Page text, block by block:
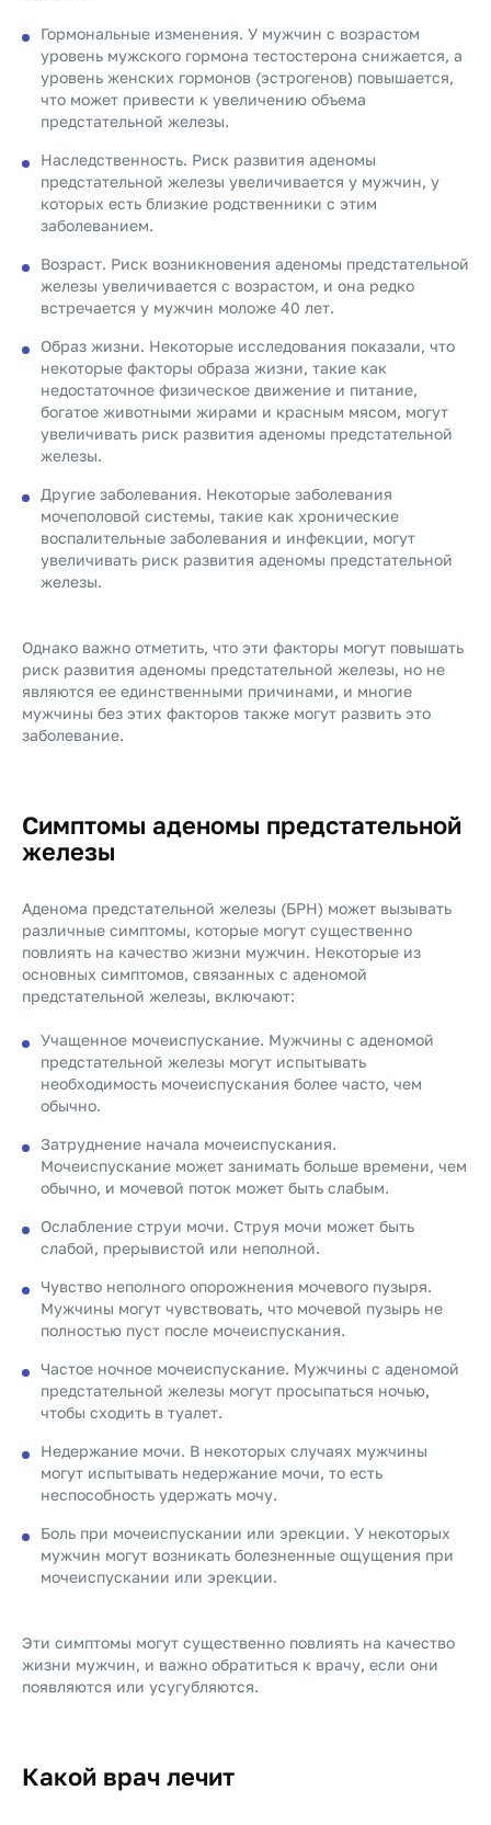
Гормональные изменения. У мужчин с возрастом
уровень мужского гормона тестостерона снижается, а
уровень женских гормонов (эстрогенов) повышается,
что может привести к увеличению объема
предстательной железы.
Наследственность. Риск развития аденомы
предстательной железы увеличивается у мужчин, у
которых есть близкие родственники с этим
заболеванием.
Возраст. Риск возникновения аденомы предстательной
железы увеличивается с возрастом, и она редко
встречается у мужчин моложе 40 лет.
Образ жизни. Некоторые исследования показали, что
некоторые факторы образа жизни, такие как
недостаточное физическое движение и питание,
богатое животными жирами и красным мясом, могут
увеличивать риск развития аденомы предстательной
железы.
Другие заболевания. Некоторые заболевания
мочеполовой системы, такие как хронические
воспалительные заболевания и инфекции, могут
увеличивать риск развития аденомы предстательной
железы.
Однако важно отметить, что эти факторы могут повышать
риск развития аденомы предстательной железы, но не
являются ее единственными причинами, и многие
мужчины без этих факторов также могут развить это
заболевание.
Симптомы аденомы предстательной
железы
Аденома предстательной железы (БPH) может вызывать
различные симптомы, которые могут существенно
повлиять на качество жизни мужчин. Некоторые из
основных симптомов, связанных с аденомой
предстательной железы, включают:
Учащенное мочеиспускание. Мужчины с аденомой
предстательной железы могут испытывать
необходимость мочеиспускания более часто, чем
обычно.
Затруднение начала мочеиспускания.
Мочеиспускание может занимать больше времени, чем
обычно, и мочевой поток может быть слабым.
Ослабление струи мочи. Струя мочи может быть
слабой, прерывистой или неполной.
Чувство неполного опорожнения мочевого пузыря.
Мужчины могут чувствовать, что мочевой пузырь не
полностью пуст после мочеиспускания.
Частое ночное мочеиспускание. Мужчины с аденомой
предстательной железы могут просыпаться ночью,
чтобы сходить в туалет.
Недержание мочи. В некоторых случаях мужчины
могут испытывать недержание мочи, то есть
неспособность удержать мочу.
Боль при мочеиспускании или эрекции. У некоторых
мужчин могут возникать болезненные ощущения при
мочеиспускании или эрекции.
Эти симптомы могут существенно повлиять на качество
жизни мужчин, и важно обратиться к врачу, если они
появляются или усугубляются.
Какой врач лечит